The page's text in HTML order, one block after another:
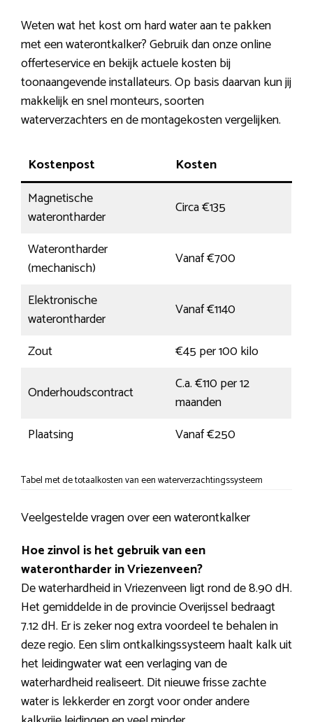
Weten wat het kost om hard water aan te pakken
met een waterontkalker? Gebruik dan onze online
offerteservice en bekijk actuele kosten bij
toonaangevende installateurs. Op basis daarvan kun jij
makkelijk en snel monteurs, soorten
waterverzachters en de montagekosten vergelijken.
Kostenpost
Kosten
Magnetische
waterontharder
Circa €135
Waterontharder
(mechanisch)
Vanaf €700
Elektronische
waterontharder
Vanaf €1140
Zout
€45 per 100 kilo
Onderhoudscontract
C.a. €110 per 12
maanden
Plaatsing
Vanaf €250
Tabel met de totaalkosten van een waterverzachtingssysteem
Veelgestelde vragen over een waterontkalker
Hoe zinvol is het gebruik van een
waterontharder in Vriezenveen?
De waterhardheid in Vriezenveen ligt rond de 8.90 dH.
Het gemiddelde in de provincie Overijssel bedraagt
7.12 dH. Er is zeker nog extra voordeel te behalen in
deze regio. Een slim ontkalkingssysteem haalt kalk uit
het leidingwater wat een verlaging van de
waterhardheid realiseert. Dit nieuwe frisse zachte
water is lekkerder en zorgt voor onder andere